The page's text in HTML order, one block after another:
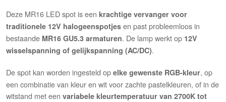
Deze MR16 LED spot is eenkrachtige vervanger voor
traditionele 12V halogeenspotjes en past probleemloos in
bestaande MR16 GU5.3 armaturen. De lamp werkt op 12V
wisselspanning of gelijkspanning (AC/DC).
De spot kan worden ingesteld opelke gewenste RGB-kleur, op
een combinatie van kleur en wit voor zachte pastelkleuren, of in de
witstand met eenvariabele kleurtemperatuur van 2700K tot